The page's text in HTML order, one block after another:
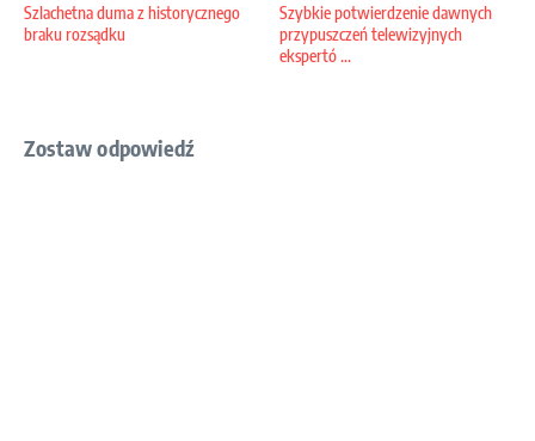
Szlachetna duma z historycznego
braku rozsądku
Szybkie potwierdzenie dawnych
przypuszczeń telewizyjnych
ekspertó ...
Zostaw odpowiedź